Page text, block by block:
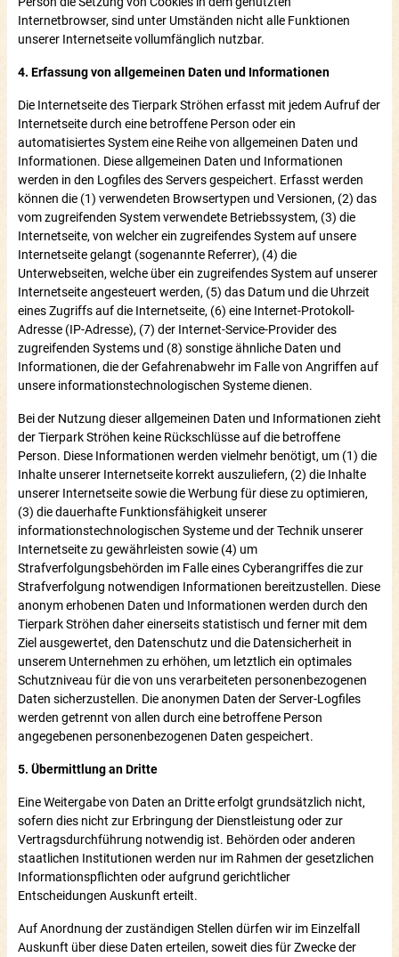
Internetbrowser, sind unter Umständen nicht alle Funktionen
unserer Internetseite vollumfänglich nutzbar.
4. Erfassung von allgemeinen Daten und Informationen
Die Internetseite des Tierpark Ströhen erfasst mit jedem Aufruf der
Internetseite durch eine betroffene Person oder ein
automatisiertes System eine Reihe von allgemeinen Daten und
Informationen. Diese allgemeinen Daten und Informationen
werden in den Logfiles des Servers gespeichert. Erfasst werden
können die (1) verwendeten Browsertypen und Versionen, (2) das
vom zugreifenden System verwendete Betriebssystem, (3) die
Internetseite, von welcher ein zugreifendes System auf unsere
Internetseite gelangt (sogenannte Referrer), (4) die
Unterwebseiten, welche über ein zugreifendes System auf unserer
Internetseite angesteuert werden, (5) das Datum und die Uhrzeit
eines Zugriffs auf die Internetseite, (6) eine Internet-Protokoll-
Adresse (IP-Adresse), (7) der Internet-Service-Provider des
zugreifenden Systems und (8) sonstige ähnliche Daten und
Informationen, die der Gefahrenabwehr im Falle von Angriffen auf
unsere informationstechnologischen Systeme dienen.
Bei der Nutzung dieser allgemeinen Daten und Informationen zieht
der Tierpark Ströhen keine Rückschlüsse auf die betroffene
Person. Diese Informationen werden vielmehr benötigt, um (1) die
Inhalte unserer Internetseite korrekt auszuliefern, (2) die Inhalte
unserer Internetseite sowie die Werbung für diese zu optimieren,
(3) die dauerhafte Funktionsfähigkeit unserer
informationstechnologischen Systeme und der Technik unserer
Internetseite zu gewährleisten sowie (4) um
Strafverfolgungsbehörden im Falle eines Cyberangriffes die zur
Strafverfolgung notwendigen Informationen bereitzustellen. Diese
anonym erhobenen Daten und Informationen werden durch den
Tierpark Ströhen daher einerseits statistisch und ferner mit dem
Ziel ausgewertet, den Datenschutz und die Datensicherheit in
unserem Unternehmen zu erhöhen, um letztlich ein optimales
Schutzniveau für die von uns verarbeiteten personenbezogenen
Daten sicherzustellen. Die anonymen Daten der Server-Logfiles
werden getrennt von allen durch eine betroffene Person
angegebenen personenbezogenen Daten gespeichert.
5. Übermittlung an Dritte
Eine Weitergabe von Daten an Dritte erfolgt grundsätzlich nicht,
sofern dies nicht zur Erbringung der Dienstleistung oder zur
Vertragsdurchführung notwendig ist. Behörden oder anderen
staatlichen Institutionen werden nur im Rahmen der gesetzlichen
Informationspflichten oder aufgrund gerichtlicher
Entscheidungen Auskunft erteilt.
Auf Anordnung der zuständigen Stellen dürfen wir im Einzelfall
Auskunft über diese Daten erteilen, soweit dies für Zwecke der